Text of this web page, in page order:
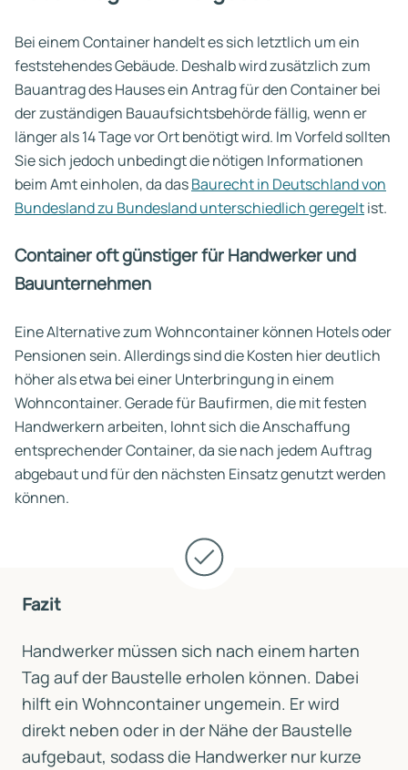
Bei einem Container handelt es sich letztlich um ein
feststehendes Gebäude. Deshalb wird zusätzlich zum
Bauantrag des Hauses ein Antrag für den Container bei
der zuständigen Bauaufsichtsbehörde fällig, wenn er
länger als 14 Tage vor Ort benötigt wird. Im Vorfeld sollten
Sie sich jedoch unbedingt die nötigen Informationen
beim Amt einholen, da dasBaurecht in Deutschland von
Bundesland zu Bundesland unterschiedlich geregeltist.
Container oft günstiger für Handwerker und
Bauunternehmen
Eine Alternative zum Wohncontainer können Hotels oder
Pensionen sein. Allerdings sind die Kosten hier deutlich
höher als etwa bei einer Unterbringung in einem
Wohncontainer. Gerade für Baufirmen, die mit festen
Handwerkern arbeiten, lohnt sich die Anschaffung
entsprechender Container, da sie nach jedem Auftrag
abgebaut und für den nächsten Einsatz genutzt werden
können.
Fazit
Handwerker müssen sich nach einem harten
Tag auf der Baustelle erholen können. Dabei
hilft ein Wohncontainer ungemein. Er wird
direkt neben oder in der Nähe der Baustelle
aufgebaut, sodass die Handwerker nur kurze